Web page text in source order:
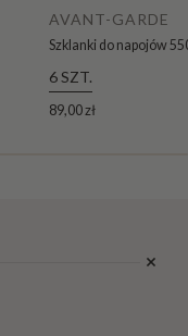
AVANT-GARDE
Szklanki do napojów
6 SZT.
89,00 zł